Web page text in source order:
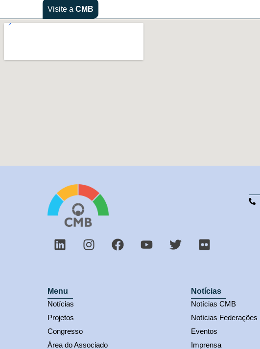
Visite a CMB
Menu
Notícias
Projetos
Congresso
Área do Associado
Notícias
Notícias CMB
Notícias Federações
Eventos
Imprensa